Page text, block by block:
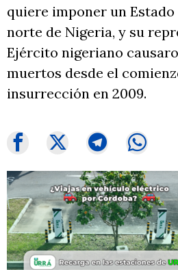
quiere imponer un
norte de Nigeria, y su
Ejército nigeriano
muertos desde el
insurrección en 2009.